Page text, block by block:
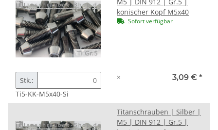
konischer Kopf M5x40
Sofort verfügbar
Stk.:
Ti5-KK-M5x40-Si
× 3,09 € *
Titanschrauben | Silber |
M5 | DIN 912 | Gr.5 |